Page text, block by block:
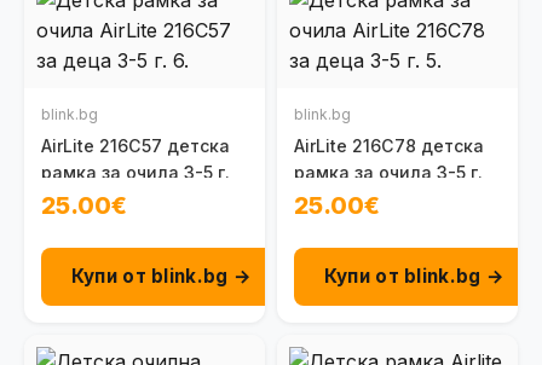
blink.bg
AirLite 216C57 детска
рамка за очила 3-5 г.
25.00€
Купи от blink.bg →
blink.bg
AirLite 216C78 детска
рамка за очила 3-5 г.
25.00€
Купи от blink.bg →